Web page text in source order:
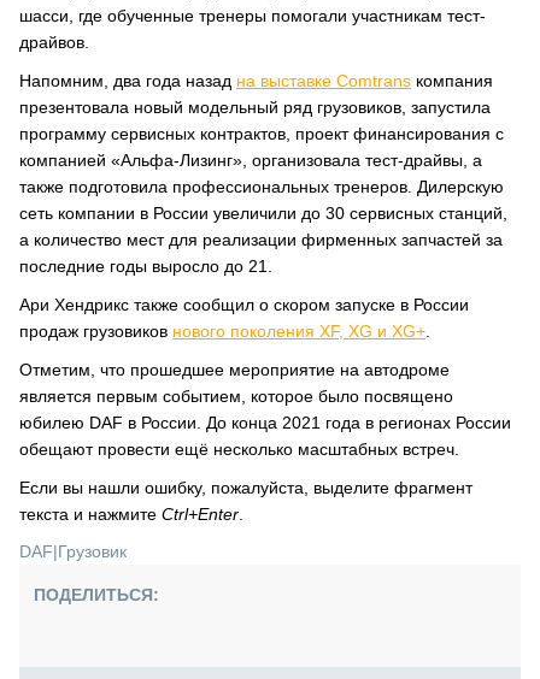
шасси, где обученные тренеры помогали участникам тест-
драйвов.
Напомним, два года назад на выставке Сomtrans компания
презентовала новый модельный ряд грузовиков, запустила
программу сервисных контрактов, проект финансирования с
компанией «Альфа-Лизинг», организовала тест-драйвы, а
также подготовила профессиональных тренеров. Дилерскую
сеть компании в России увеличили до 30 сервисных станций,
а количество мест для реализации фирменных запчастей за
последние годы выросло до 21.
Ари Хендрикс также сообщил о скором запуске в России
продаж грузовиков нового поколения XF, XG и XG+
Отметим, что прошедшее мероприятие на автодроме
является первым событием, которое было посвящено
юбилею DAF в России. До конца 2021 года в регионах России
обещают провести ещё несколько масштабных встреч.
Если вы нашли ошибку, пожалуйста, выделите фрагмент
текста и нажмите Ctrl+Enter
DAF|Грузовик
ПОДЕЛИТЬСЯ: